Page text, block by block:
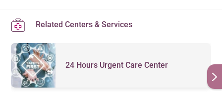
Related Centers & Services
24 Hours Urgent Care Center